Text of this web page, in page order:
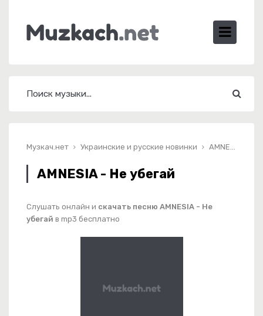
Музкач.нет Украинские и русские новинки AMNESIA - Не убегай
AMNESIA - Не убегай
Слушать онлайн и скачать песню AMNESIA - Не
убегай в mp3 бесплатно